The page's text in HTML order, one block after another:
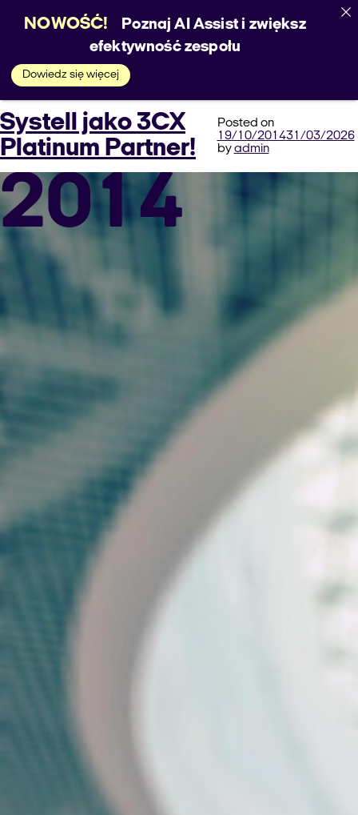
Month:
October
2014
Systell jako 3CX
Platinum Partner!
Posted on
19/10/201431/03/2026
byadmin
NOWOŚĆ!
Poznaj AI Assist i zwiększ
efektywność zespołu
Dowiedz się więcej